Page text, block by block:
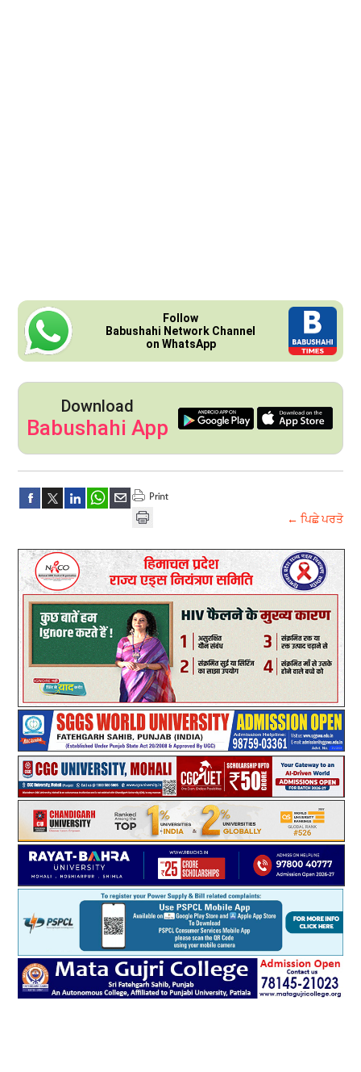
Follow
Babushahi Network Channel
on WhatsApp
Download
Babushahi App
← ਪਿਛੇ ਪਰਤੋ